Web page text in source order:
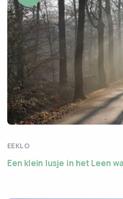
EEKLO
Een klein lusje in het Leen